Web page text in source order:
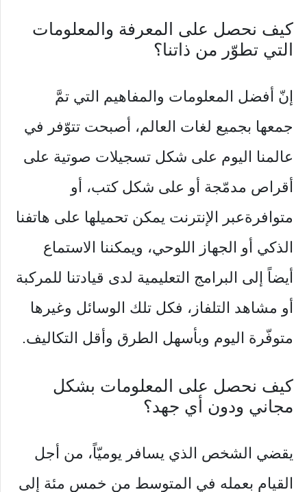
كيف نحصل على المعرفة والمعلومات
التي تطوّر من ذاتنا؟
إنّ أفضل المعلومات والمفاهيم التي تمَّ
جمعها بجميع لغات العالم، أصبحت تتوّفر في
عالمنا اليوم على شكل تسجيلات صوتية على
أقراص مدمّجة أو على شكل كتب، أو
متوافرةعبر الإنترنت يمكن تحميلها على هاتفنا
الذكي أو الجهاز اللوحي، ويمكننا الاستماع
أيضاً إلى البرامج التعليمية لدى قيادتنا للمركبة
أو مشاهد التلفاز، فكل تلك الوسائل وغيرها
متوفّرة اليوم وبأسهل الطرق وأقل التكاليف.
كيف نحصل على المعلومات بشكل
مجاني ودون أي جهد؟
يقضي الشخص الذي يسافر يوميّاً، من أجل
القيام بعمله في المتوسط من خمس مئة إلى